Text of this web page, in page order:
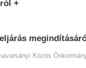
+
Közös